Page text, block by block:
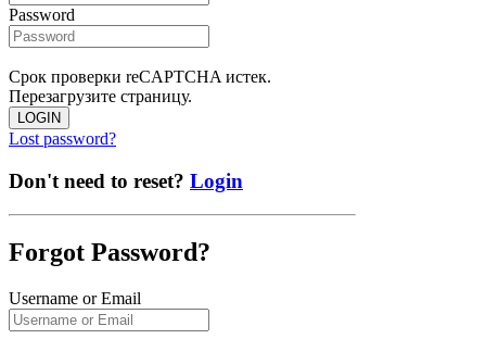
Password
Срок проверки reCAPTCHA истек.
Перезагрузите страницу.
LOGIN
Lost password?
Don't need to reset? Login
Forgot Password?
Username or Email